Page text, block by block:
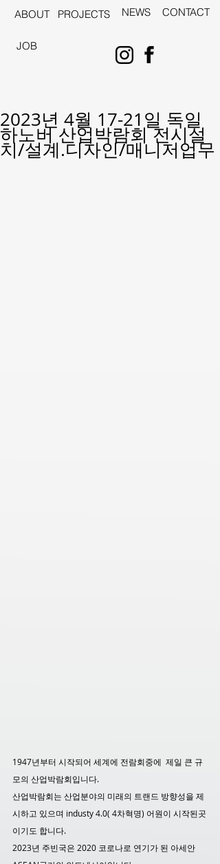
ABOUT PROJECTS NEWS CONTACT
JOB
2023년 4월 17-21일 독일
하노버 산업박람회 전시설
치/설계.디자인/매니저업무
1947년부터 시작되어 세계에 전람회중에  제일 큰 규
모의 산업박람회입니다.
산업박람회는 산업분야의 미래의 트랜드 방향성을 제
시하고 있으며 industy 4.0( 4차혁명) 어원이 시작된곳
이기도 합니다.
2023년 주빈국은 2020 코로나로 연기가 된 아세안